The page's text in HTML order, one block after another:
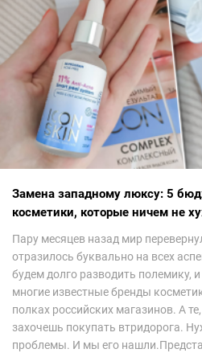
Замена западному люксу: 5
косметики, которые ничем не
Пару месяцев назад мир
отразилось буквально на всех
будем долго разводить полемику,
многие известные бренды
полках российских магазинов. А
захочешь покупать втридорога.
проблемы. И мы его